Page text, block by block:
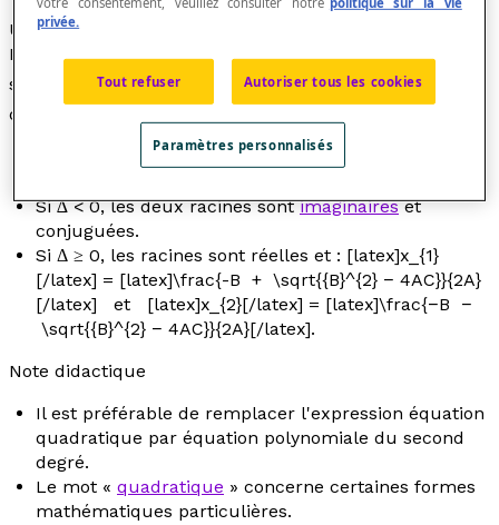
Une équation du second degré admet 0, 1 ou 2
La forme générale de l'équation polynomiale du
second degré est Ax + C = 0. La valeur du
discriminant est ∆ =
2
Si ∆ > 0, les deux racines sont réelles et distinctes.
Si ∆ < 0, les deux racines sontimaginaireset
conjuguées.
Si Δ ≥ 0, les racines sont réelles et : [latex]x_{1}
[/latex] = [latex]\frac{-B + \sqrt{{B}^{2} − 4AC}}{2A}
[/latex] et [latex]x_{2}[/latex] = [latex]\frac{−B −
\sqrt{{B}^{2} − 4AC}}{2A}[/latex].
Note didactique
Il est préférable de remplacer l'expression équation
quadratique par équation polynomiale du second
degré.
Le mot « quadratique » concerne certaines formes
mathématiques particulières.
privée.
Tout refuser Autoriser tous les cookies
Paramètres personnalisés